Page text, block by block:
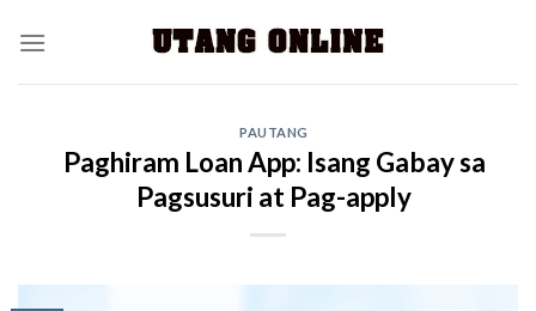
PAUTANG
Paghiram Loan App: Isang Gabay sa
Pagsusuri at Pag-apply